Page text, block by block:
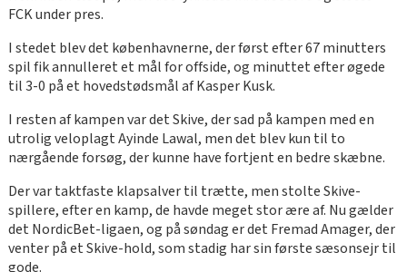
FCK under pres.
I stedet blev det københavnerne, der først efter 67 minutters
spil fik annulleret et mål for offside, og minuttet efter øgede
til 3-0 på et hovedstødsmål af Kasper Kusk.
I resten af kampen var det Skive, der sad på kampen med en
utrolig veloplagt Ayinde Lawal, men det blev kun til to
nærgående forsøg, der kunne have fortjent en bedre skæbne.
Der var taktfaste klapsalver til trætte, men stolte Skive-
spillere, efter en kamp, de havde meget stor ære af. Nu gælder
det NordicBet-ligaen, og på søndag er det Fremad Amager, der
venter på et Skive-hold, som stadig har sin første sæsonsejr til
gode.